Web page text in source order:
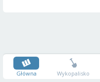
Główna Wykopalisko